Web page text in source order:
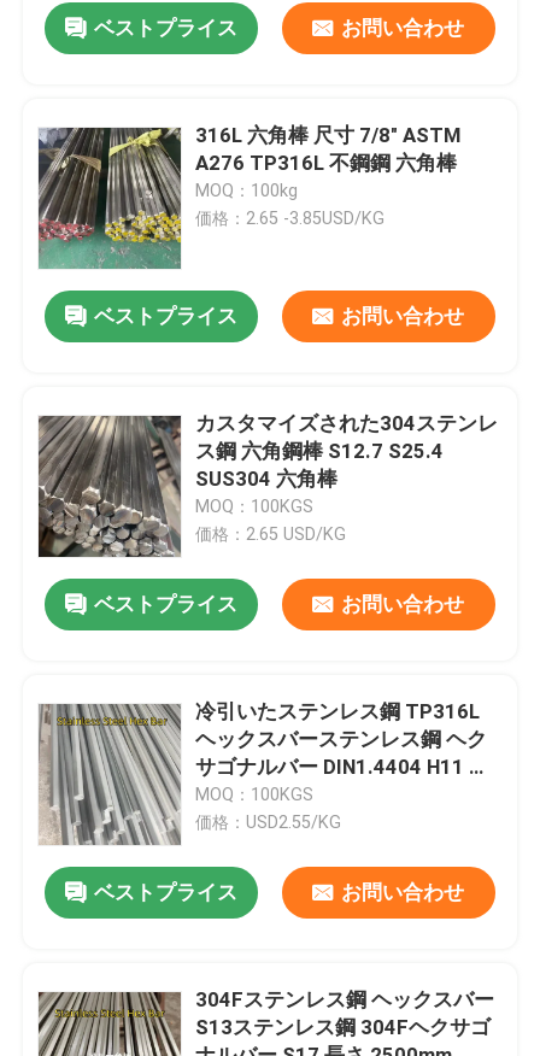
製品
ビデオ
わたしたち に つい て
品質管理
連絡 ください
ニュース
引金 を 求め て ください
ベストプライス お問い合わせ
316L 六角棒 尺寸 7/8" ASTM
A276 TP316L 不鋼鋼 六角棒
MOQ：100kg
価格：2.65 -3.85USD/KG
ベストプライス お問い合わせ
カスタマイズされた304ステンレ
ス鋼 六角鋼棒 S12.7 S25.4
SUS304 六角棒
MOQ：100KGS
価格：2.65 USD/KG
ベストプライス お問い合わせ
冷引いたステンレス鋼 TP316L
ヘックスバーステンレス鋼 ヘク
サゴナルバー DIN1.4404 H11 許
容度
MOQ：100KGS
価格：USD2.55/KG
ベストプライス お問い合わせ
304Fステンレス鋼 ヘックスバー
S13ステンレス鋼 304Fヘクサゴ